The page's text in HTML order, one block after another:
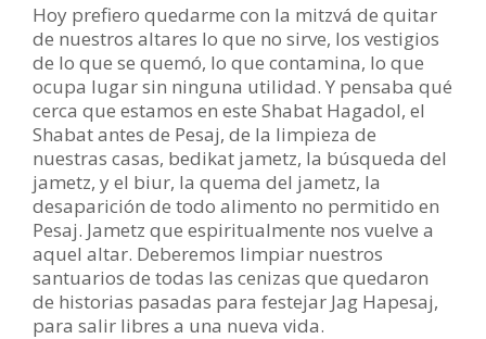
Hoy prefiero quedarme con la mitzvá de quitar
de nuestros altares lo que no sirve, los vestigios
de lo que se quemó, lo que contamina, lo que
ocupa lugar sin ninguna utilidad. Y pensaba qué
cerca que estamos en este Shabat Hagadol, el
Shabat antes de Pesaj, de la limpieza de
nuestras casas, bedikat jametz, la búsqueda del
jametz, y el biur, la quema del jametz, la
desaparición de todo alimento no permitido en
Pesaj. Jametz que espiritualmente nos vuelve a
aquel altar. Deberemos limpiar nuestros
santuarios de todas las cenizas que quedaron
de historias pasadas para festejar Jag Hapesaj,
para salir libres a una nueva vida.